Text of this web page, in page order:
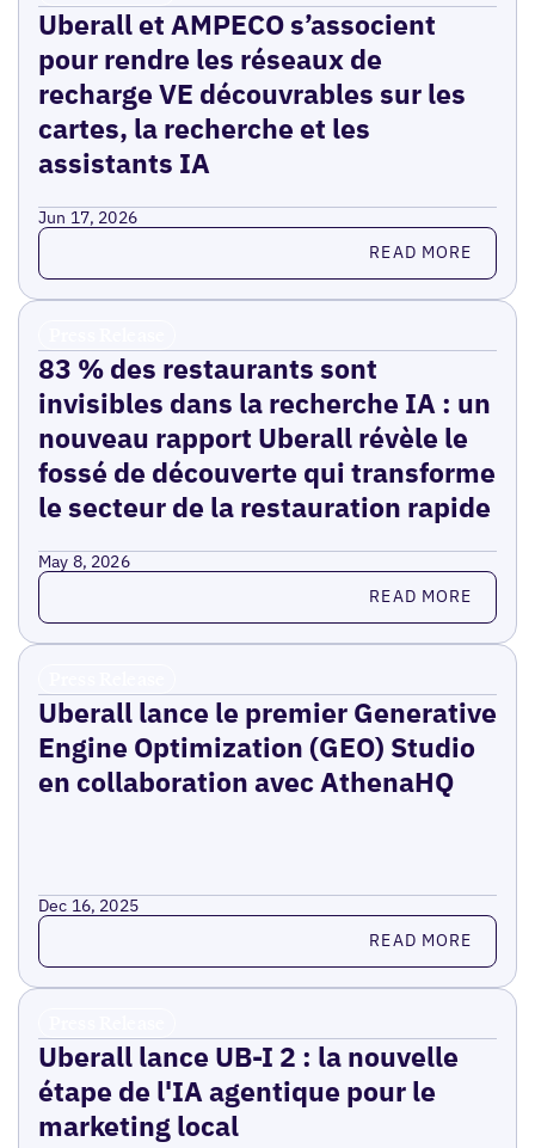
Uberall et AMPECO s’associent
pour rendre les réseaux de
recharge VE découvrables sur les
cartes, la recherche et les
assistants IA
Jun 17, 2026
Read more READ MORE
83 % des restaurants sont
invisibles dans la recherche IA : un
nouveau rapport Uberall révèle le
fossé de découverte qui transforme
le secteur de la restauration rapide
May 8, 2026
Read more READ MORE
Uberall lance le premier Generative
Engine Optimization (GEO) Studio
en collaboration avec AthenaHQ
Dec 16, 2025
Read more READ MORE
Uberall lance UB-I 2 : la nouvelle
étape de l'IA agentique pour le
marketing local